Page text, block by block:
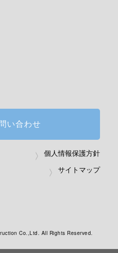
い合わせ
個人情報保護方針
サイトマップ
Co.,Ltd. All Rights Reserved.